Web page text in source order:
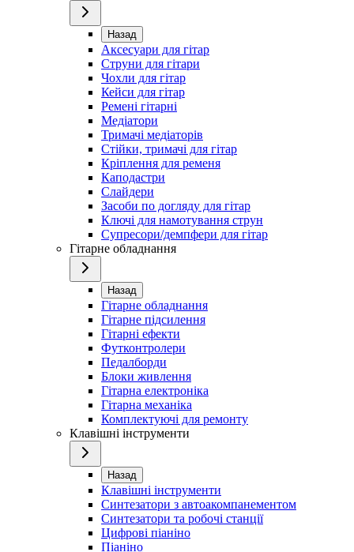
Назад
Аксесуари для гітар
Струни для гітари
Чохли для гітар
Кейси для гітар
Ремені гітарні
Медіатори
Тримачі медіаторів
Стійки, тримачі для гітар
Кріплення для ременя
Каподастри
Слайдери
Засоби по догляду для гітар
Ключі для намотування струн
Супресори/демпфери для гітар
Гітарне обладнання
Назад
Гітарне обладнання
Гітарне підсилення
Гітарні ефекти
Футконтролери
Педалборди
Блоки живлення
Гітарна електроніка
Гітарна механіка
Комплектуючі для ремонту
Клавішні інструменти
Назад
Клавішні інструменти
Синтезатори з автоакомпанементом
Синтезатори та робочі станції
Цифрові піаніно
Піаніно